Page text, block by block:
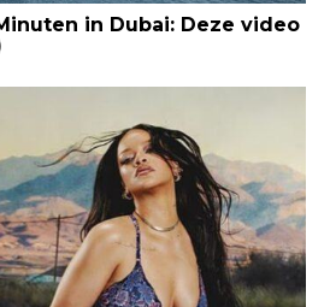
in Dubai: Deze video